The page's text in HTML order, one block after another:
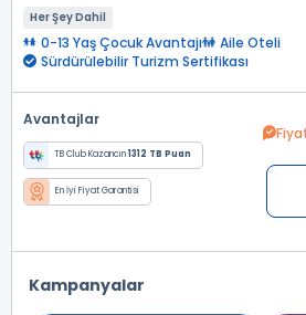
Her Şey Dahil
0-13 Yaş Çocuk Avantajı
Aile Oteli
Sürdürülebilir Turizm Sertifikası
Avantajlar
TB Club Kazancın1312 TB Puan
En İyi Fiyat Garantisi
Kampanyalar